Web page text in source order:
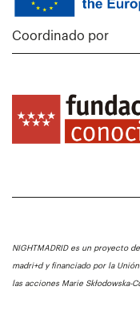
Coordinado por
NIGHTMADRID es un proyecto
madri+d y financiado por la
las acciones Marie Skłodowska-